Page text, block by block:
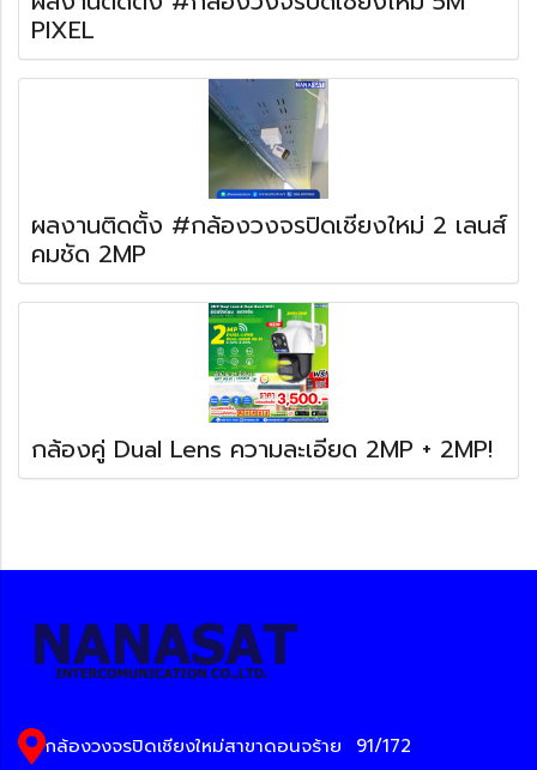
PIXEL
ผลงานติดตั้ง #กล้องวงจรปิดเชียงใหม่ 2 เลนส์
คมชัด 2MP
กล้องคู่ Dual Lens ความละเอียด 2MP + 2MP!
กล้องวงจรปิดเชียงใหม่สาขาดอนจร้าย
91/172